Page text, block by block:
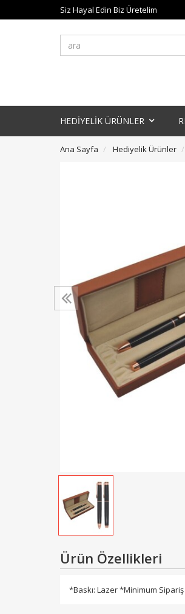
Siz Hayal Edin Biz Üretelim
HEDİYELİK ÜRÜNLER
Ana Sayfa Hediyelik Ürünler
Ürün Özellikleri
*Baskı: Lazer *Minimum